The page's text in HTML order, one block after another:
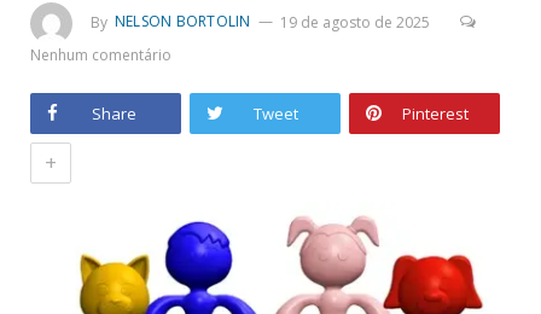
By NELSON BORTOLIN
19 de agosto de 2025
Nenhum comentário
Share Tweet Pinterest
+